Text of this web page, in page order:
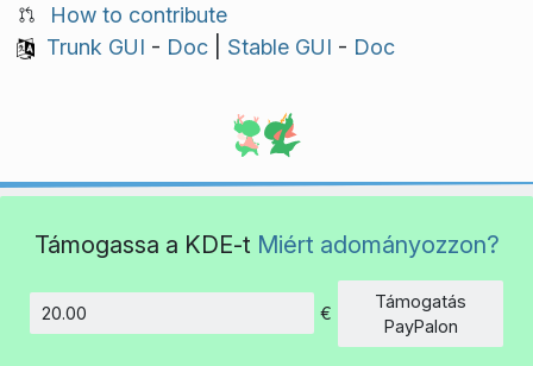
How to contribute
Trunk GUI - Doc| Stable GUI - Doc
Támogassa a KDE-t Miért adományozzon?
Összeg
€
Támogatás
PayPalon